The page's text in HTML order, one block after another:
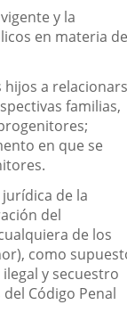
y la
en materia de
hijos a
familias,
en que se
de la
del
de los
como
y secuestro
Código Penal